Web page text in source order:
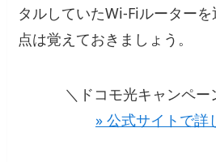
タルしていたWi-Fiルーター
点は覚えておきましょう。
＼ドコモ光キャンペー
» 公式サイトで詳